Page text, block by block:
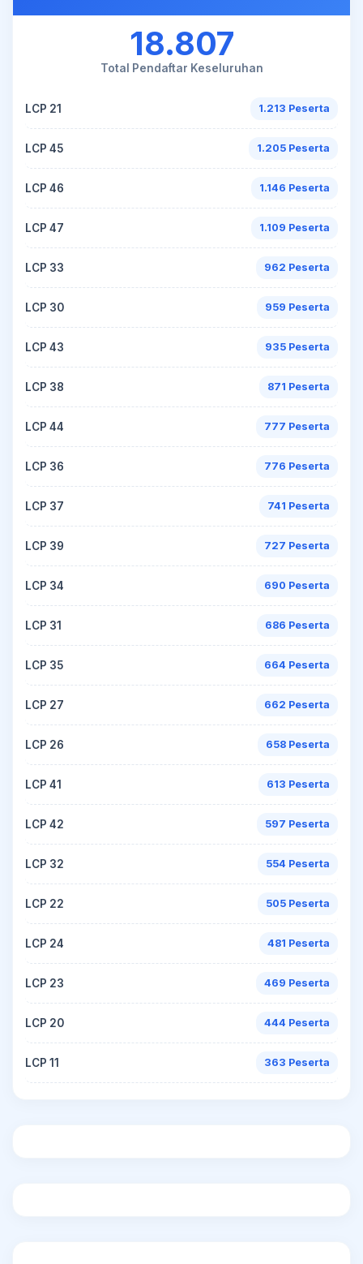
18.807
Total Pendaftar Keseluruhan
LCP 21 1.213 Peserta
LCP 45 1.205 Peserta
LCP 46 1.146 Peserta
LCP 47 1.109 Peserta
LCP 33 962 Peserta
LCP 30 959 Peserta
LCP 43 935 Peserta
LCP 38 871 Peserta
LCP 44 777 Peserta
LCP 36 776 Peserta
LCP 37 741 Peserta
LCP 39 727 Peserta
LCP 34 690 Peserta
LCP 31 686 Peserta
LCP 35 664 Peserta
LCP 27 662 Peserta
LCP 26 658 Peserta
LCP 41 613 Peserta
LCP 42 597 Peserta
LCP 32 554 Peserta
LCP 22 505 Peserta
LCP 24 481 Peserta
LCP 23 469 Peserta
LCP 20 444 Peserta
LCP 11 363 Peserta